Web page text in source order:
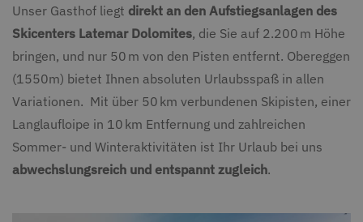
Unser Gasthof liegt direkt an den Aufstiegsanlagen des
Skicenters Latemar Dolomites, die Sie auf 2.200 m Höhe
bringen, und nur 50 m von den Pisten entfernt. Obereggen
(1550m) bietet Ihnen absoluten Urlaubsspaß in allen
Variationen. Mit über 50 km verbundenen Skipisten, einer
Langlaufloipe in 10 km Entfernung und zahlreichen
Sommer- und Winteraktivitäten ist Ihr Urlaub bei uns
abwechslungsreich und entspannt zugleich.